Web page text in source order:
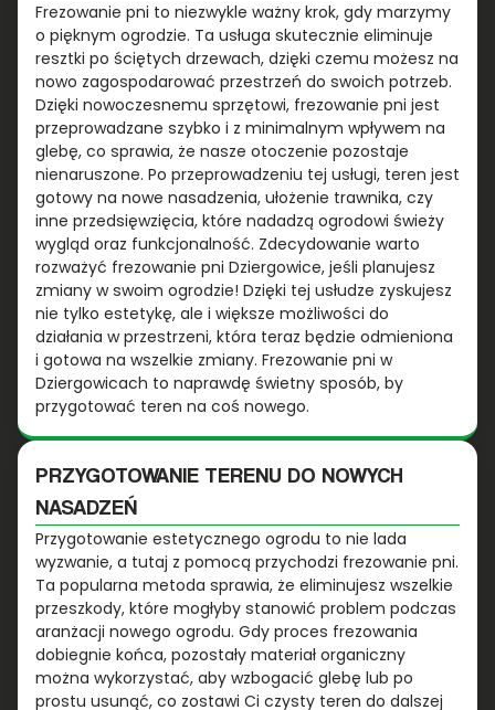
Frezowanie pni to niezwykle ważny krok, gdy marzymy
o pięknym ogrodzie. Ta usługa skutecznie eliminuje
resztki po ściętych drzewach, dzięki czemu możesz na
nowo zagospodarować przestrzeń do swoich potrzeb.
Dzięki nowoczesnemu sprzętowi, frezowanie pni jest
przeprowadzane szybko i z minimalnym wpływem na
glebę, co sprawia, że nasze otoczenie pozostaje
nienaruszone. Po przeprowadzeniu tej usługi, teren jest
gotowy na nowe nasadzenia, ułożenie trawnika, czy
inne przedsięwzięcia, które nadadzą ogrodowi świeży
wygląd oraz funkcjonalność. Zdecydowanie warto
rozważyć frezowanie pni Dziergowice, jeśli planujesz
zmiany w swoim ogrodzie! Dzięki tej usłudze zyskujesz
nie tylko estetykę, ale i większe możliwości do
działania w przestrzeni, która teraz będzie odmieniona
i gotowa na wszelkie zmiany. Frezowanie pni w
Dziergowicach to naprawdę świetny sposób, by
przygotować teren na coś nowego.
PRZYGOTOWANIE TERENU DO NOWYCH
NASADZEŃ
Przygotowanie estetycznego ogrodu to nie lada
wyzwanie, a tutaj z pomocą przychodzi frezowanie pni.
Ta popularna metoda sprawia, że eliminujesz wszelkie
przeszkody, które mogłyby stanowić problem podczas
aranżacji nowego ogrodu. Gdy proces frezowania
dobiegnie końca, pozostały materiał organiczny
można wykorzystać, aby wzbogacić glebę lub po
prostu usunąć, co zostawi Ci czysty teren do dalszej